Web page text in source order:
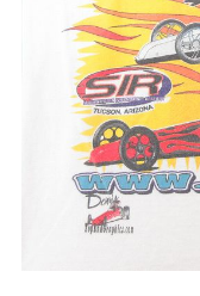
Search by Maniac
バンド
Tシャツ